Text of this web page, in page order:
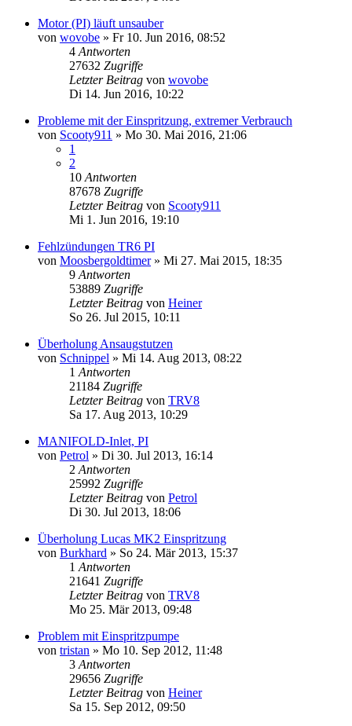
Motor (PI) läuft unsauber
von wovobe » Fr 10. Jun 2016, 08:52
4 Antworten
27632 Zugriffe
Letzter Beitrag von wovobe
Di 14. Jun 2016, 10:22
Probleme mit der Einspritzung, extremer Verbrauch
von Scooty911 » Mo 30. Mai 2016, 21:06
1
2
10 Antworten
87678 Zugriffe
Letzter Beitrag von Scooty911
Mi 1. Jun 2016, 19:10
Fehlzündungen TR6 PI
von Moosbergoldtimer» Mi 27. Mai 2015, 18:35
9 Antworten
53889 Zugriffe
Letzter Beitrag von Heiner
So 26. Jul 2015, 10:11
Überholung Ansaugstutzen
von Schnippel » Mi 14. Aug 2013, 08:22
1 Antworten
21184 Zugriffe
Letzter Beitrag von TRV8
Sa 17. Aug 2013, 10:29
MANIFOLD-Inlet, PI
von Petrol » Di 30. Jul 2013, 16:14
2 Antworten
25992 Zugriffe
Letzter Beitrag von Petrol
Di 30. Jul 2013, 18:06
Überholung Lucas MK2 Einspritzung
von Burkhard » So 24. Mär 2013, 15:37
1 Antworten
21641 Zugriffe
Letzter Beitrag von TRV8
Mo 25. Mär 2013, 09:48
Problem mit Einspritzpumpe
von tristan » Mo 10. Sep 2012, 11:48
3 Antworten
29656 Zugriffe
Letzter Beitrag von Heiner
Sa 15. Sep 2012, 09:50